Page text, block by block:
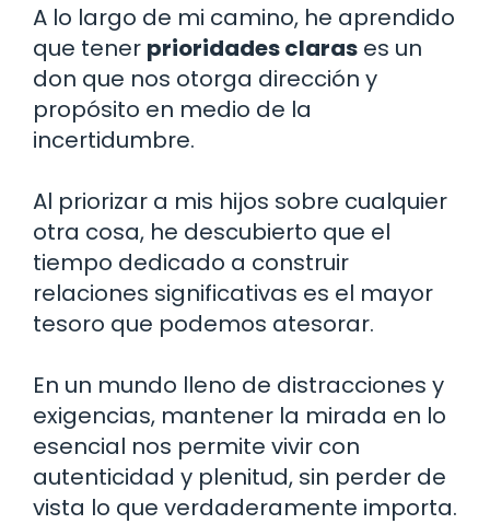
A lo largo de mi camino, he aprendido
que tener prioridades claras es un
don que nos otorga dirección y
propósito en medio de la
incertidumbre.
Al priorizar a mis hijos sobre cualquier
otra cosa, he descubierto que el
tiempo dedicado a construir
relaciones significativas es el mayor
tesoro que podemos atesorar.
En un mundo lleno de distracciones y
exigencias, mantener la mirada en lo
esencial nos permite vivir con
autenticidad y plenitud, sin perder de
vista lo que verdaderamente importa.